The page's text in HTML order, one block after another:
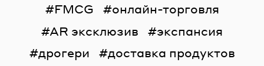
FMCG
онлайн-торговля
AR эксклюзив
экспансия
дрогери
доставка продуктов